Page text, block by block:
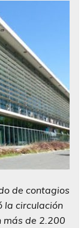
de contagios
la circulación
más de 2.200